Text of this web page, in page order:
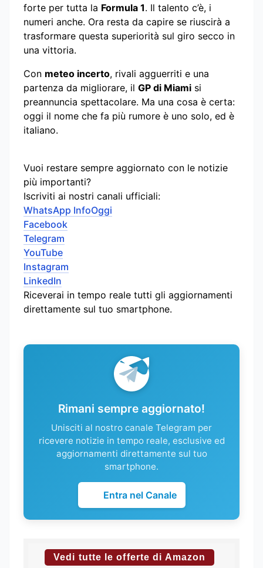
forte per tutta la Formula 1. Il talento c’è, i
numeri anche. Ora resta da capire se riuscirà a
trasformare questa superiorità sul giro secco in
una vittoria.
Con meteo incerto, rivali agguerriti e una
partenza da migliorare, il GP di Miami si
preannuncia spettacolare. Ma una cosa è certa:
oggi il nome che fa più rumore è uno solo, ed è
italiano.
Vuoi restare sempre aggiornato con le notizie
più importanti?
Iscriviti ai nostri canali ufficiali:
WhatsApp InfoOggi
Facebook
Telegram
YouTube
Instagram
LinkedIn
Riceverai in tempo reale tutti gli aggiornamenti
direttamente sul tuo smartphone.
Rimani sempre aggiornato!
Unisciti al nostro canale Telegram per
ricevere notizie in tempo reale, esclusive ed
aggiornamenti direttamente sul tuo
smartphone.
Entra nel Canale